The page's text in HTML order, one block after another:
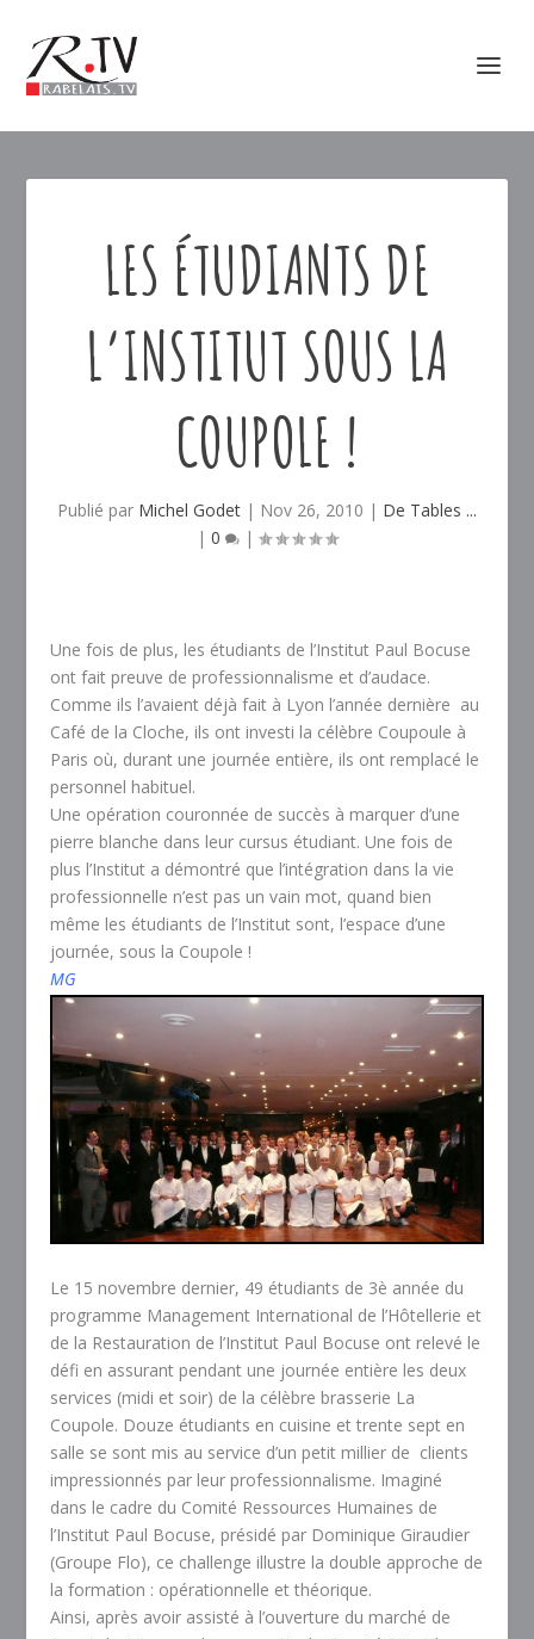
LES ÉTUDIANTS DE
L’INSTITUT SOUS LA
COUPOLE !
Publié par Michel Godet | Nov 26, 2010 | De Tables ...
| 0 |
Une fois de plus, les étudiants de l’Institut Paul Bocuse
ont fait preuve de professionnalisme et d’audace.
Comme ils l’avaient déjà fait à Lyon l’année dernière au
Café de la Cloche, ils ont investi la célèbre Coupoule à
Paris où, durant une journée entière, ils ont remplacé le
personnel habituel.
Une opération couronnée de succès à marquer d’une
pierre blanche dans leur cursus étudiant. Une fois de
plus l’Institut a démontré que l’intégration dans la vie
professionnelle n’est pas un vain mot, quand bien
même les étudiants de l’Institut sont, l’espace d’une
journée, sous la Coupole !
MG
Le 15 novembre dernier, 49 étudiants de 3è année du
programme Management International de l’Hôtellerie et
de la Restauration de l’Institut Paul Bocuse ont relevé le
défi en assurant pendant une journée entière les deux
services (midi et soir) de la célèbre brasserie La
Coupole. Douze étudiants en cuisine et trente sept en
salle se sont mis au service d’un petit millier de clients
impressionnés par leur professionnalisme. Imaginé
dans le cadre du Comité Ressources Humaines de
l’Institut Paul Bocuse, présidé par Dominique Giraudier
(Groupe Flo), ce challenge illustre la double approche de
la formation : opérationnelle et théorique.
Ainsi, après avoir assisté à l’ouverture du marché de